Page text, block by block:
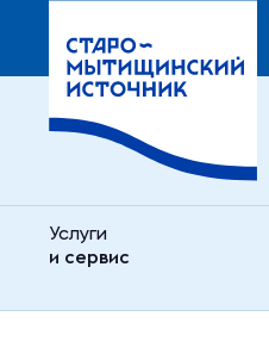
Услуги
и сервис